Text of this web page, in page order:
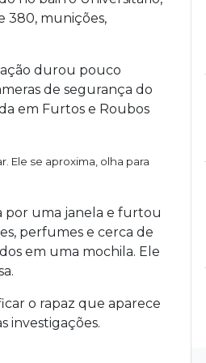
380, munições,
durou pouco
de segurança do
em Furtos e Roubos
Ele se aproxima, olha para
por uma janela e furtou
perfumes e cerca de
em uma mochila. Ele
o rapaz que aparece
investigações.